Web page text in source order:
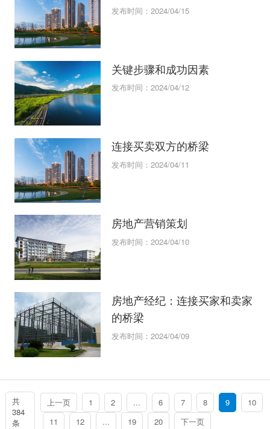
发布时间：2024/04/15
关键步骤和成功因素
发布时间：2024/04/12
连接买卖双方的桥梁
发布时间：2024/04/11
房地产营销策划
发布时间：2024/04/10
房地产经纪：连接买家和卖家
的桥梁
发布时间：2024/04/09
共
384
条
上一页 1 2 ... 6 7 8 9
10
11
12 ... 19 20 下一页